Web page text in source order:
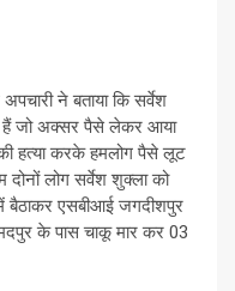
ने बताया कि सर्वेश
जो अक्सर पैसे लेकर आया
हत्या करके हमलोग पैसे लूट
लोग सर्वेश शुक्ला को
में बैठाकर एसबीआई जगदीशपुर
के पास चाकू मार कर 03